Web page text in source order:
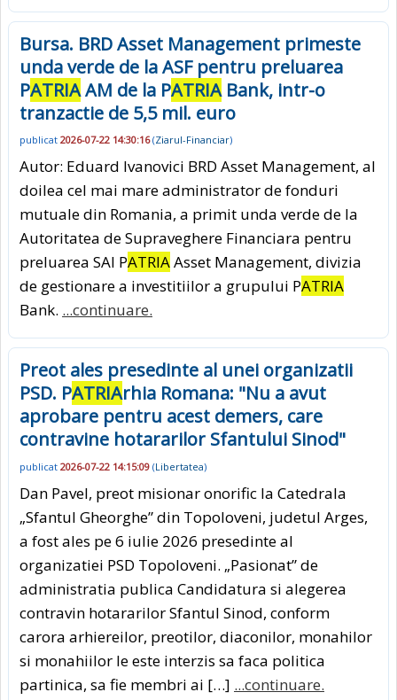
Bursa. BRD Asset Management primeste
unda verde de la ASF pentru preluarea
PATRIAAM de la PATRIABank, intr-o
tranzactie de 5,5 mil. euro
publicat 2026-07-22 14:30:16(Ziarul-Financiar)
Autor: Eduard Ivanovici BRD Asset Management, al
doilea cel mai mare administrator de fonduri
mutuale din Romania, a primit unda verde de la
Autoritatea de Supraveghere Financiara pentru
preluarea SAI PATRIAAsset Management, divizia
de gestionare a investitiilor a grupului PATRIA
Bank. ...continuare.
Preot ales presedinte al unei organizatii
PSD. PATRIArhia Romana: "Nu a avut
aprobare pentru acest demers, care
contravine hotararilor Sfantului Sinod"
publicat 2026-07-22 14:15:09 (Libertatea)
Dan Pavel, preot misionar onorific la Catedrala
„Sfantul Gheorghe” din Topoloveni, judetul Arges,
a fost ales pe 6 iulie 2026 presedinte al
organizatiei PSD Topoloveni. „Pasionat” de
administratia publica Candidatura si alegerea
contravin hotararilor Sfantul Sinod, conform
carora arhiereilor, preotilor, diaconilor, monahilor
si monahiilor le este interzis sa faca politica
partinica, sa fie membri ai […] ...continuare.